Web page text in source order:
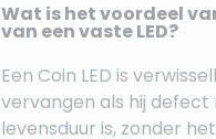
Wat is het voordeel
van een vaste LED?
Een Coin LED is
vervangen als hij
levensduur is, zonder